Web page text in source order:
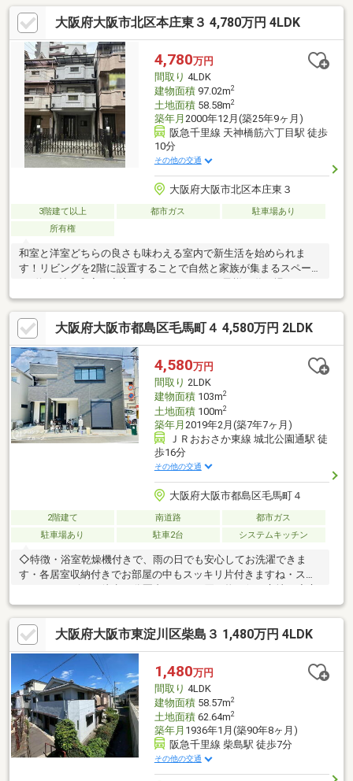
校・・・徒歩8分※当社では他社様が掲載している物件もご紹介、
ご案内が可能です！あわせて内覧を希望される際は、お問い合わ
せの際希望の物件名をお申し付けくださいませ！
大阪府大阪市北区本庄東３ 4,780万円 4LDK
4,780万円
間取り 4LDK
建物面積97.02m2
土地面積58.58m2
築年月 2000年12月(築25年9ヶ月)
阪急千里線 天神橋筋六丁目駅 徒歩
10分
その他の交通
大阪府大阪市北区本庄東３
3階建て以上 都市ガス
駐車場あり
所有権
和室と洋室どちらの良さも味わえる室内で新生活を始められま
す！リビングを2階に設置することで自然と家族が集まるスペース
すすめです。各洋室は6帖以上で家族それぞれのプライベートスペ
ースを確保可能！豊崎本庄小学校まで徒歩13分、豊崎中学校まで
徒歩4分。周辺にはスーパーやドラッグストア等有で通勤通学だけ
でなくお買い物も便利な立地です。内見等お気軽にお問い合わせ
ください。
大阪府大阪市都島区毛馬町４ 4,580万円 2LDK
4,580万円
間取り 2LDK
建物面積103m2
土地面積100m2
築年月 2019年2月(築7年7ヶ月)
ＪＲおおさか東線 城北公園通駅 徒
歩16分
その他の交通
大阪府大阪市都島区毛馬町４
2階建て 南道路
都市ガス
駐車場あり
駐車2台 システムキッチン
◇特徴・浴室乾燥機付きで、雨の日でも安心してお洗濯できま
す・各居室収納付きでお部屋の中もスッキリ片付きますね・スー
地・大阪市立淀川小学校まで徒歩約4分・大阪市立淀川中学校まで
徒歩約1分◆◇弊社が選ばれる理由◆◇１．お金の扱い方のプ
ロ、ファイナンシャルプランナーが資金計画をサポート！２．買
い替えなどにも対応できる売却専門チームあり！３．たくさんの
銀行と繋がりがあるため、最も低金利になるように審査が可能！
弊社は専門家同士が連携をとっているため、より多くの知見がご
ざいます。お気軽にお問合せください！
大阪府大阪市東淀川区柴島３ 1,480万円 4LDK
1,480万円
間取り 4LDK
建物面積58.57m2
土地面積62.64m2
築年月 1936年1月(築90年8ヶ月)
阪急千里線 柴島駅 徒歩7分
その他の交通